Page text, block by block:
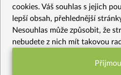
Vybrané recepty
Středomořský quinoový salát
Šípkový ocet -praktický návod krok za
Špagety s černou cizrnou na kyselo
cookies. Váš souhlas s jejich
lepší obsah, přehlednější
Nesouhlas může způsobit, že
nebudete z nich mít takovou
Funkční nastavení